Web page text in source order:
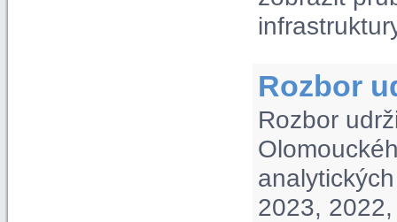
Rozbor
Rozbor
2023,